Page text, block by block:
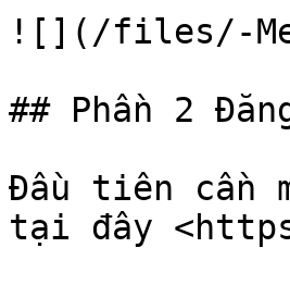
![](/files/-
## Phần 2
Đầu tiên cần
tại đây